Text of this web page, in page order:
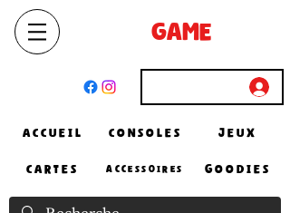
GAME
ACCUEIL CONSOLES JEUX
CARTES ACCESSOIRES GOODIES